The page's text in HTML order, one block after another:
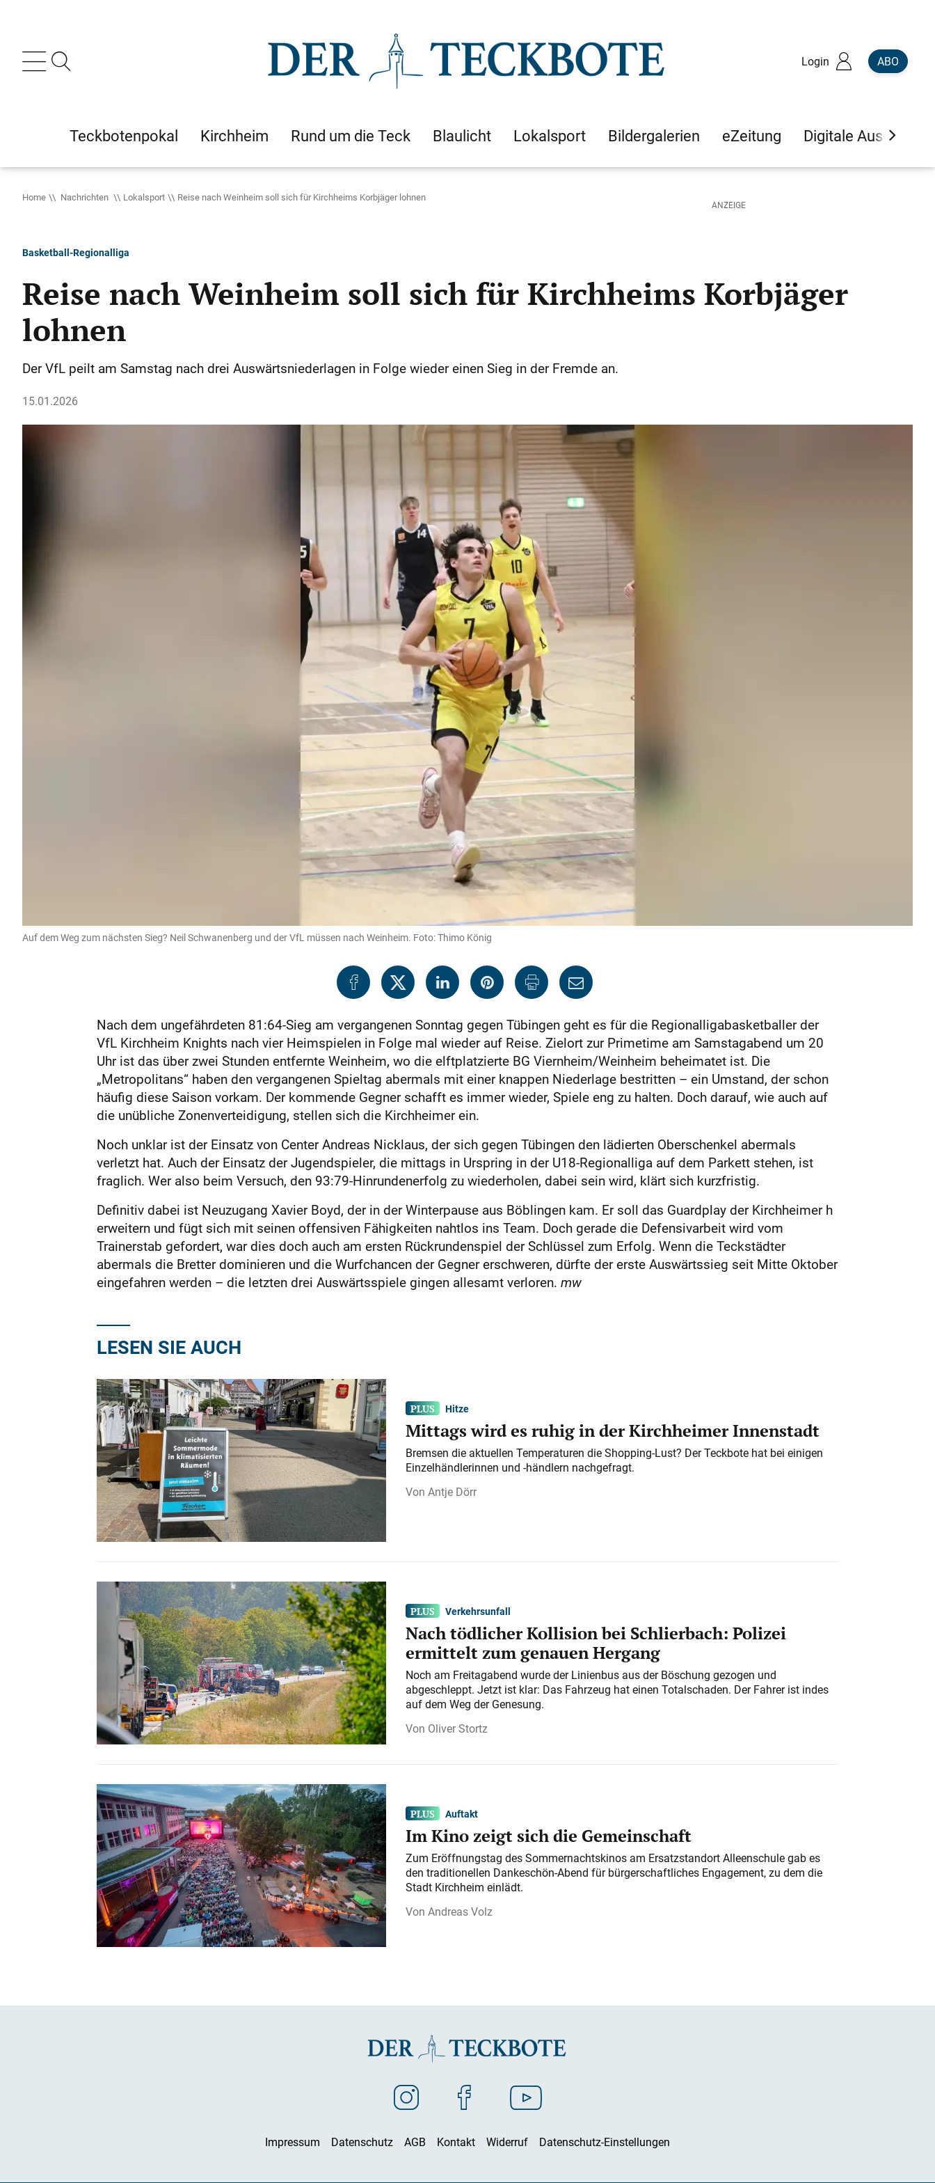
Login ABO
Teckbotenpokal Kirchheim Rund um die Teck Blaulicht Lokalsport Bildergalerien eZeitung Digitale Ausgaben
Home Nachrichten Lokalsport Reise nach Weinheim soll sich für Kirchheims Korbjäger lohnen
Basketball-Regionalliga
Reise nach Weinheim soll sich für Kirchheims Korbjäger
lohnen
Der VfL peilt am Samstag nach drei Auswärtsniederlagen in Folge wieder einen Sieg in der Fremde an.
15.01.2026
Auf dem Weg zum nächsten Sieg? Neil Schwanenberg und der VfL müssen nach Weinheim. Foto: Thimo König
Nach dem ungefährdeten 81:64-Sieg am vergangenen Sonntag gegen Tübingen geht es für die Regionalligabasketballer der
VfL Kirchheim Knights nach vier Heimspielen in Folge mal wieder auf Reise. Zielort zur Primetime am Samstagabend um 20
Uhr ist das über zwei Stunden entfernte Weinheim, wo die elftplatzierte BG Viernheim/Weinheim beheimatet ist. Die
„Metropolitans“ haben den vergangenen Spieltag abermals mit einer knappen Niederlage bestritten – ein Umstand, der schon
häufig diese Saison vorkam. Der kommende Gegner schafft es immer wieder, Spiele eng zu halten. Doch darauf, wie auch auf
die unübliche Zonenverteidigung, stellen sich die Kirchheimer ein.
Noch unklar ist der Einsatz von Center Andreas Nicklaus, der sich gegen Tübingen den lädierten Oberschenkel abermals
verletzt hat. Auch der Einsatz der Jugendspieler, die mittags in Urspring in der U18-Regionalliga auf dem Parkett stehen, ist
fraglich. Wer also beim Versuch, den 93:79-Hinrundenerfolg zu wiederholen, dabei sein wird, klärt sich kurzfristig.
Definitiv dabei ist Neuzugang Xavier Boyd, der in der Winterpause aus Böblingen kam. Er soll das Guardplay der Kirchheimer h
erweitern und fügt sich mit seinen offensiven Fähigkeiten nahtlos ins Team. Doch gerade die Defensivarbeit wird vom
Trainerstab gefordert, war dies doch auch am ersten Rückrundenspiel der Schlüssel zum Erfolg. Wenn die Teckstädter
abermals die Bretter dominieren und die Wurfchancen der Gegner erschweren, dürfte der erste Auswärtssieg seit Mitte Oktober
eingefahren werden – die letzten drei Auswärtsspiele gingen allesamt verloren. mw
LESEN SIE AUCH
Hitze
Mittags wird es ruhig in der Kirchheimer Innenstadt
Bremsen die aktuellen Temperaturen die Shopping-Lust? Der Teckbote hat bei einigen
Einzelhändlerinnen und -händlern nachgefragt.
Antje Dörr
Verkehrsunfall
Nach tödlicher Kollision bei Schlierbach: Polizei
ermittelt zum genauen Hergang
Noch am Freitagabend wurde der Linienbus aus der Böschung gezogen und
abgeschleppt. Jetzt ist klar: Das Fahrzeug hat einen Totalschaden. Der Fahrer ist indes
auf dem Weg der Genesung.
Oliver Stortz
Auftakt
Im Kino zeigt sich die Gemeinschaft
Zum Eröffnungstag des Sommernachtskinos am Ersatzstandort Alleenschule gab es
den traditionellen Dankeschön-Abend für bürgerschaftliches Engagement, zu dem die
Stadt Kirchheim einlädt.
Andreas Volz
Impressum Datenschutz AGB Kontakt Widerruf Datenschutz-Einstellungen